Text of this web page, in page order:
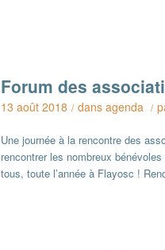
Forum des
13 août 2018 / dansagenda /
Une journée à la rencontre des
rencontrer les nombreux
tous, toute l’année à Flayosc !